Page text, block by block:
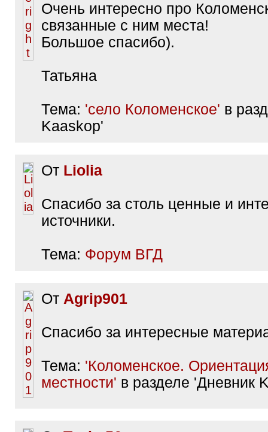
Очень интересно про
связанные с ним места!
Большое спасибо).
Татьяна
Тема: 'село Коломенское' в
Kaaskop'
От Liolia
Спасибо за столь ценные и
источники.
Тема: Форум ВГД
От Agrip901
Спасибо за интересные
Тема: 'Коломенское.
местности' в разделе 'Дневник